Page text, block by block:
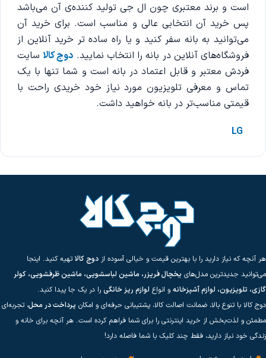
است و برند معتبری چون ال جی تولید کننده‌ی آن می‌باشد
پس خرید آن انتخابی عالی و مناسب است. برای خرید آن
می‌توانید به بانه سفر کنید و یا راه ساده تر خرید آنلاین از
فروشگاه‌های آنلاین در بانه را انتخاب نمایید. دوج کالا سایت
فردش معتبر و قابل اعتماد در بانه است و شما تنها با یک
تماس و معرفی تلویزیون مورد نیاز خود خریدی راحت با
قیمتی مناسب‌تر در بانه خواهید داشت.
LG
هر آنچه که نیاز دارید را با بهترین قیمت و خیالی آسوده از دوج کالاتهیه کنید. اینجا
می‌توانید جدیدترین مدل‌های یخچال فریزر، ماشین لباسشویی، ماشین ظرفشویی، کولر
گازی، تلویزیون، لوازم آشپزخانه و انواع لوازم ریز خانگی را در یک جا پیدا کنید.
دوج کالا با تنوع بالا، ضمانت اصالت کالا، پشتیبانی حرفه‌ای و امکان پرداخت در محل، تجربه‌ای
مطمئن و لذت‌بخش از خرید اینترنتی را برای شما فراهم کرده است. هر آنچه برای خانه و
زندگی خود نیاز دارید، فقط چند کلیک با شما فاصله دارد!